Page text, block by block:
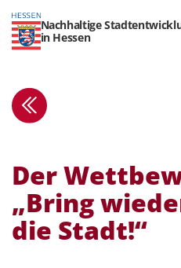
Nachhaltige
in Hessen
Der
„Bring
die Stadt!“